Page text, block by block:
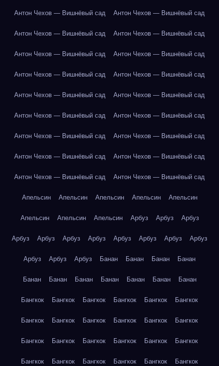
Антон Чехов — Вишнёвый сад Антон Чехов — Вишнёвый сад
Антон Чехов — Вишнёвый сад Антон Чехов — Вишнёвый сад
Антон Чехов — Вишнёвый сад Антон Чехов — Вишнёвый сад
Антон Чехов — Вишнёвый сад Антон Чехов — Вишнёвый сад
Антон Чехов — Вишнёвый сад Антон Чехов — Вишнёвый сад
Антон Чехов — Вишнёвый сад Антон Чехов — Вишнёвый сад
Антон Чехов — Вишнёвый сад Антон Чехов — Вишнёвый сад
Антон Чехов — Вишнёвый сад Антон Чехов — Вишнёвый сад
Антон Чехов — Вишнёвый сад Антон Чехов — Вишнёвый сад
Апельсин Апельсин Апельсин Апельсин Апельсин
Апельсин Апельсин Апельсин Арбуз Арбуз Арбуз
Арбуз Арбуз Арбуз Арбуз Арбуз Арбуз Арбуз Арбуз
Арбуз Арбуз Арбуз Банан Банан Банан Банан
Банан Банан Банан Банан Банан Банан Банан
Бангкок Бангкок Бангкок Бангкок Бангкок Бангкок
Бангкок Бангкок Бангкок Бангкок Бангкок Бангкок
Бангкок Бангкок Бангкок Бангкок Бангкок Бангкок
Бангкок Бангкок Бангкок Бангкок Бангкок Бангкок